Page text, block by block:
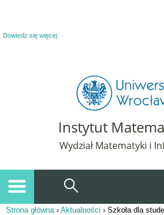
Dowiedz się więcej
Instytut
Wydział Matematyki i
Strona główna› Aktualności › Szkoła dla